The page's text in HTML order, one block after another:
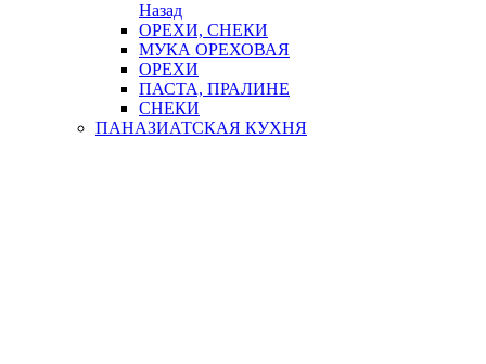
Назад
ОРЕХИ, СНЕКИ
МУКА ОРЕХОВАЯ
ОРЕХИ
ПАСТА, ПРАЛИНЕ
СНЕКИ
ПАНАЗИАТСКАЯ КУХНЯ